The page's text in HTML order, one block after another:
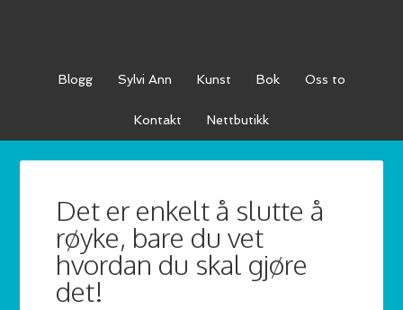
Blogg Sylvi Ann Kunst Bok Oss to
Kontakt Nettbutikk
Det er enkelt å slutte å
røyke, bare du vet
hvordan du skal gjøre
det!